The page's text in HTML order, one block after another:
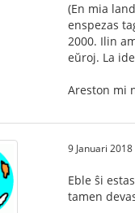
(En mia
enspezas
2000. Ilin
eŭroj. La
Areston mi
9 Januari
Eble ŝi
tamen